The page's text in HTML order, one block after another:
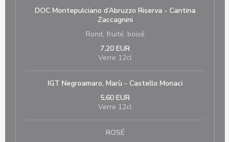
DOC Montepulciano d’Abruzzo Riserva - Cantina
Zaccagnini
Rond, fruité, boisé
7,20 EUR
Verre 12cl
IGT Negroamaro, Marù - Castello Monaci
5,60 EUR
Verre 12cl
ROSÉ